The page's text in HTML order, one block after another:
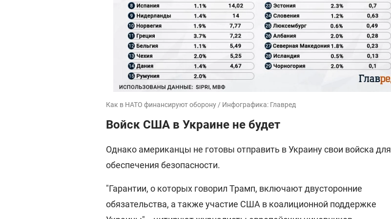
Как в НАТО финансируют оборону / Инфографика: Главред
Войск США в Украине не будет
Однако американцы не готовы отправить в Украину свои войска для
обеспечения безопасности.
"Гарантии, о которых говорил Трамп, включают двусторонние
обязательства, а также участие США в коалиционной поддержке